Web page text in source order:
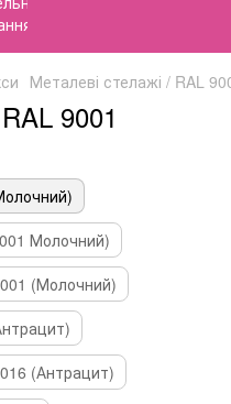
Металеві стелажі / RAL
9001
Молочний)
(Молочний)
(Антрацит)